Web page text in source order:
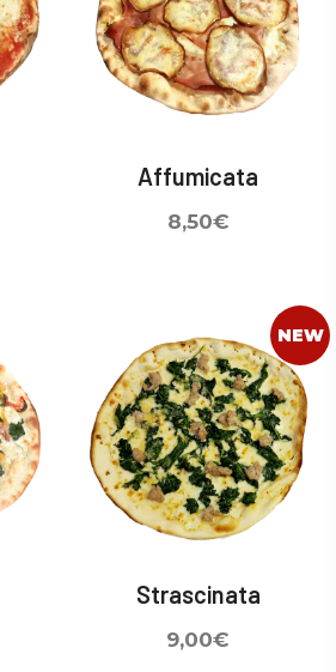
Affumicata
8,50€
NEW
Strascinata
9,00€